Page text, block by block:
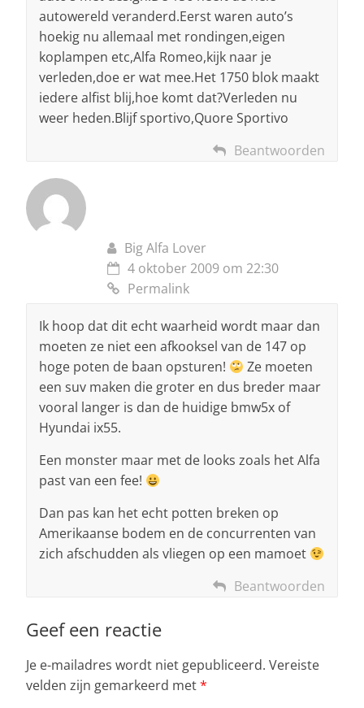
autowereld veranderd.Eerst waren auto’s
hoekig nu allemaal met rondingen,eigen
koplampen etc,Alfa Romeo,kijk naar je
verleden,doe er wat mee.Het 1750 blok maakt
iedere alfist blij,hoe komt dat?Verleden nu
weer heden.Blijf sportivo,Quore Sportivo
Beantwoorden
Big Alfa Lover
4 oktober 2009 om 22:30
Permalink
Ik hoop dat dit echt waarheid wordt maar dan
moeten ze niet een afkooksel van de 147 op
hoge poten de baan opsturen!
Ze moeten
een suv maken die groter en dus breder maar
vooral langer is dan de huidige bmw5x of
Hyundai ix55.
Een monster maar met de looks zoals het Alfa
past van een fee!
Dan pas kan het echt potten breken op
Amerikaanse bodem en de concurrenten van
zich afschudden als vliegen op een mamoet
Beantwoorden
Geef een reactie
Je e-mailadres wordt niet gepubliceerd. Vereiste
velden zijn gemarkeerd met*